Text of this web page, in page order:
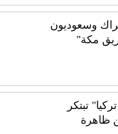
وسعوديون
مكة"
تبتكر
ظاهرة